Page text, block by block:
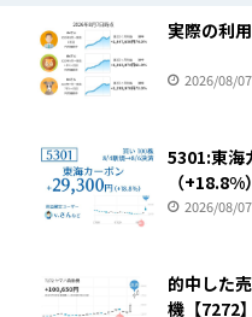
実際の利
2026/08/07
5301:東
（+18.8%）
2026/08/07
的中した
機【7272